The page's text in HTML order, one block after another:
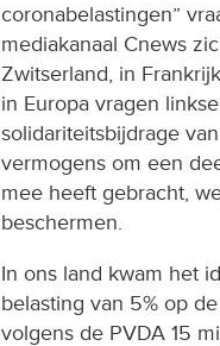
coronabelastingen”
mediakanaal Cnews
Zwitserland, in
in Europa vragen
solidariteitsbijdrage
vermogens om een
mee heeft gebracht,
beschermen.
In ons land kwam het
belasting van 5% op
volgens de PVDA 15